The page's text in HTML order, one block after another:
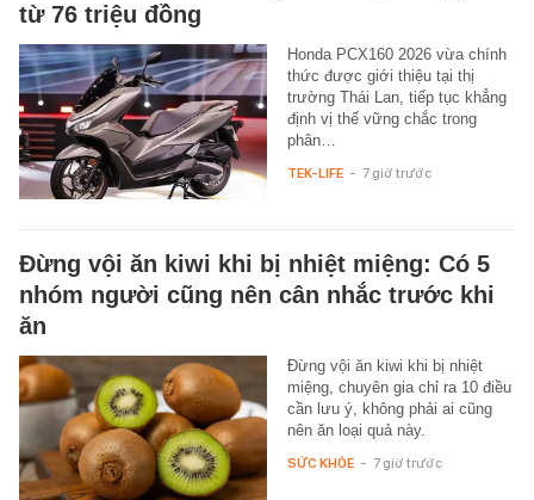
từ 76 triệu đồng
Honda PCX160 2026 vừa chính
thức được giới thiệu tại thị
trường Thái Lan, tiếp tục khẳng
định vị thế vững chắc trong
phân…
TEK-LIFE - 7 giờ trước
Đừng vội ăn kiwi khi bị nhiệt miệng: Có 5
nhóm người cũng nên cân nhắc trước khi
ăn
Đừng vội ăn kiwi khi bị nhiệt
miệng, chuyên gia chỉ ra 10 điều
cần lưu ý, không phải ai cũng
nên ăn loại quả này.
SỨC KHỎE - 7 giờ trước